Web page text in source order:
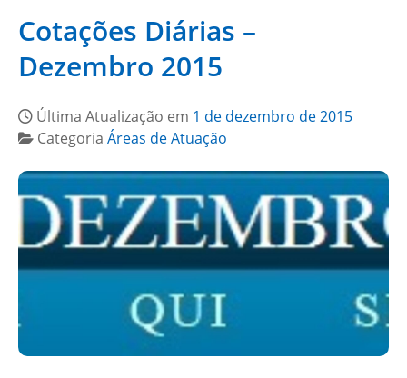
Cotações Diárias –
Dezembro 2015
Última Atualização em 1 de dezembro de 2015
Categoria Áreas de Atuação